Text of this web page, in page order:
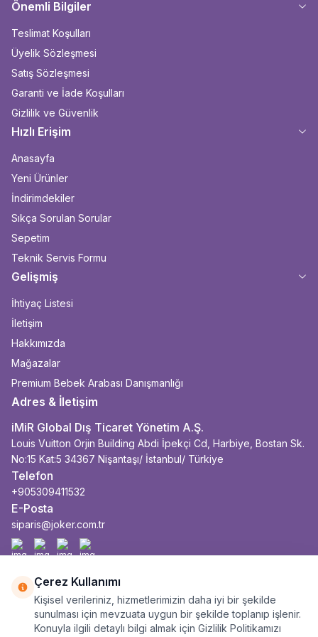
Önemli Bilgiler
Teslimat Koşulları
Üyelik Sözleşmesi
Satış Sözleşmesi
Garanti ve İade Koşulları
Gizlilik ve Güvenlik
Hızlı Erişim
Anasayfa
Yeni Ürünler
İndirimdekiler
Sıkça Sorulan Sorular
Sepetim
Teknik Servis Formu
Gelişmiş
İhtiyaç Listesi
İletişim
Hakkımızda
Mağazalar
Premium Bebek Arabası Danışmanlığı
Adres & İletişim
iMiR Global Dış Ticaret Yönetim A.Ş.
Louis Vuitton Orjin Building Abdi İpekçi Cd, Harbiye, Bostan Sk.
No:15 Kat:5 34367 Nişantaşı/ İstanbul/ Türkiye
Telefon
+905309411532
E-Posta
siparis@joker.com.tr
Facebook
İnstagram
YoutubeLinkedin
Çerez Kullanımı
Kişisel verileriniz, hizmetlerimizin daha iyi bir şekilde
sunulması için mevzuata uygun bir şekilde toplanıp işlenir.
Konuyla ilgili detaylı bilgi almak için Gizlilik Politikamızı